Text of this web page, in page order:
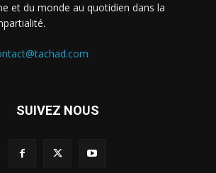
et du monde au quotidien dans la
SUIVEZ NOUS